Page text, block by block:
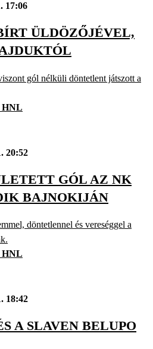
17:06
ÜLDÖZŐJÉVEL,
gól nélküli döntetlent játszott a
HNL
20:52
GÓL AZ NK
BAJNOKIJÁN
döntetlennel és vereséggel a
HNL
18:42
A SLAVEN BELUPO